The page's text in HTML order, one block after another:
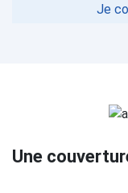
Je
Une